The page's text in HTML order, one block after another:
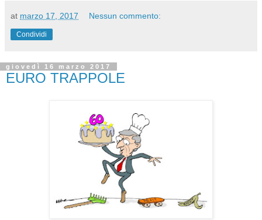
at marzo 17, 2017 Nessun commento:
Condividi
giovedì 16 marzo 2017
EURO TRAPPOLE